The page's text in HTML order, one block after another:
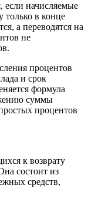
если начисляемые
только в конце
а переводятся на
не
процентов
и срок
формула
суммы
процентов
к возврату
состоит из
средств,